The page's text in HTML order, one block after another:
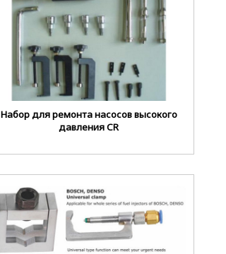
Набор для ремонта насосов высокого
давления CR